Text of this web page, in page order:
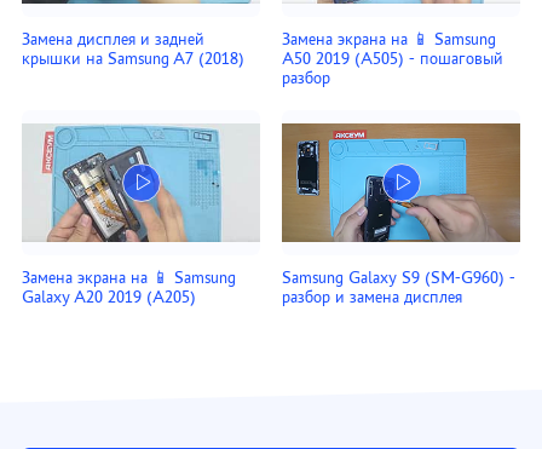
Замена дисплея и задней
крышки на Samsung A7 (2018)
Замена экрана на 📱 Samsung
A50 2019 (A505) - пошаговый
разбор
Замена экрана на 📱 Samsung
Galaxy A20 2019 (A205)
Samsung Galaxy S9 (SM-G960) -
разбор и замена дисплея